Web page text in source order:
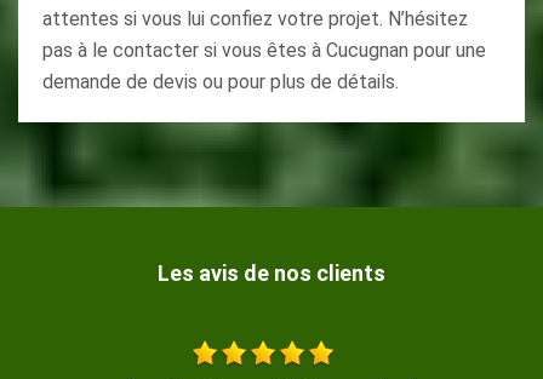
attentes si vous lui confiez votre projet. N’hésitez
pas à le contacter si vous êtes à Cucugnan pour une
demande de devis ou pour plus de détails.
Les avis de nos clients